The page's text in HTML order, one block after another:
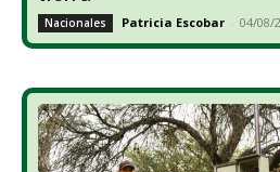
Nacionales Patricia Escobar - 04/08/